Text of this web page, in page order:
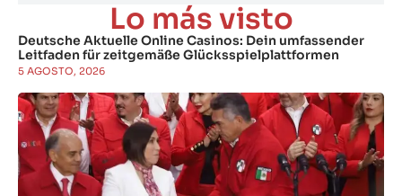
Lo más visto
Deutsche Aktuelle Online Casinos: Dein umfassender
Leitfaden für zeitgemäße Glücksspielplattformen
5 AGOSTO, 2026